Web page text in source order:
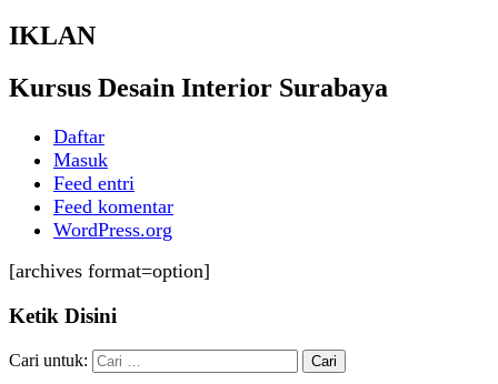
IKLAN
Kursus Desain Interior Surabaya
Daftar
Masuk
Feed entri
Feed komentar
WordPress.org
[archives format=option]
Ketik Disini
Cari untuk: